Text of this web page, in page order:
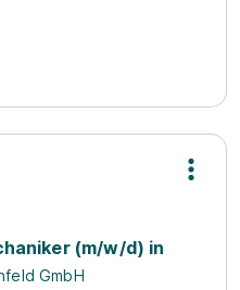
(m/w/d) in
GmbH